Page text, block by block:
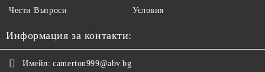
Чести Въпроси Условия
Информация за контакти:
Имейл: camerton999@abv.bg